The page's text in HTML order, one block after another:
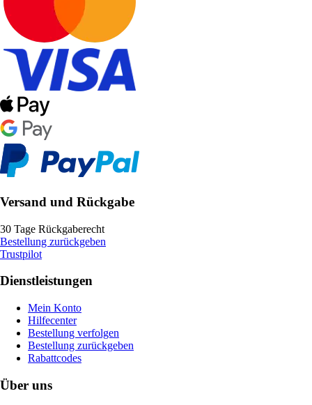
Versand und Rückgabe
30 Tage Rückgaberecht
Bestellung zurückgeben
Trustpilot
Dienstleistungen
Mein Konto
Hilfecenter
Bestellung verfolgen
Bestellung zurückgeben
Rabattcodes
Über uns